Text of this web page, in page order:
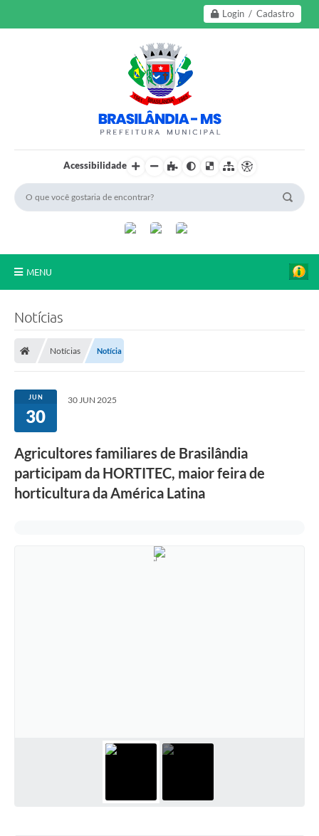
Login / Cadastro
Acessibilidade
MENU
Transparência
Câmara Municipal
e-SIC
Tributação
Notícias
Notícias Notícia
JUN
30
30 JUN 2025
Agricultores familiares de Brasilândia
participam da HORTITEC, maior feira de
horticultura da América Latina